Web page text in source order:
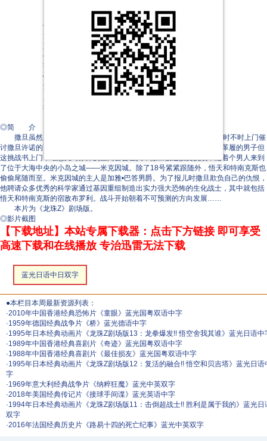
伊藤美纪
龙田直树
藤原启治
佐藤正治
茶风林
铃木富子
江川央生
幸野善之
◎简 介
撒旦虽然赢得天下第一比武大会的冠军，却也惹得瘟神上门。18号时不时上门催
讨撒旦许诺的两千万元，令这个虚名英雄不厌其烦。这一天，一个西装革履的男子但
这挑战书上门，唯恐儿时尿床的丑闻公告世人，撒旦被迫接受挑战，随着个男人来到
了位于大海中央的小岛之城——米克因城。除了18号紧紧跟随外，悟天和特南克斯也
偷偷尾随而至。米克因城的主人是加雅•巴答男爵。为了报儿时撒旦欺负自己的仇恨，
他聘请众多优秀的科学家通过基因重组制造出实力强大恐怖的生化战士，其中就包括
悟天和特南克斯的宿敌布罗利。战斗开始朝着不可预测的方向发展……
本片为《龙珠Z》剧场版。
◎影片截图
【下载地址】本站专属下载器：点击下方链接 即可享受
高速下载和在线播放 专治迅雷无法下载
蓝光日语中日双字
●本栏目本周最新资源列表：
·2010年中国香港经典恐怖片《童眼》蓝光国粤双语中字
·1959年德国经典战争片《桥》蓝光德语中字
·1995年日本经典动画片《龙珠Z剧场版13：龙拳爆发!! 悟空舍我其谁》蓝光日语中
·1989年中国香港经典喜剧片《奇迹》蓝光国粤双语中字
·1988年中国香港经典喜剧片《最佳损友》蓝光国粤双语中字
·1995年日本经典动画片《龙珠Z剧场版12：复活的融合!! 悟空和贝吉塔》蓝光日语
字
·1969年意大利经典战争片《纳粹狂魔》蓝光中英双字
·2018年美国经典传记片《接球手间谍》蓝光英语中字
·1994年日本经典动画片《龙珠Z剧场版11：击倒超战士!! 胜利是属于我的》蓝光日
双字
·2016年法国经典历史片《路易十四的死亡纪事》蓝光中英双字